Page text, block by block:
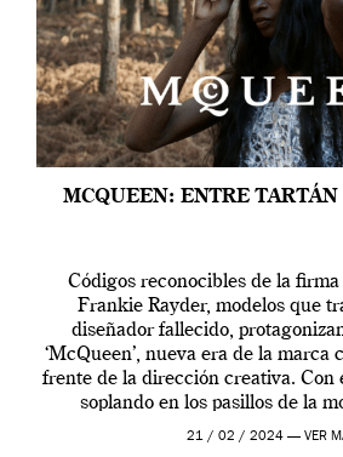
MCQUEEN: ENTRE TARTÁN
Códigos reconocibles de la
Frankie Rayder, modelos que
diseñador fallecido,
‘McQueen’, nueva era de la
frente de la dirección creativa. Con
soplando en los pasillos de la
McQueen se prepara
21 / 02 / 2024 — VER